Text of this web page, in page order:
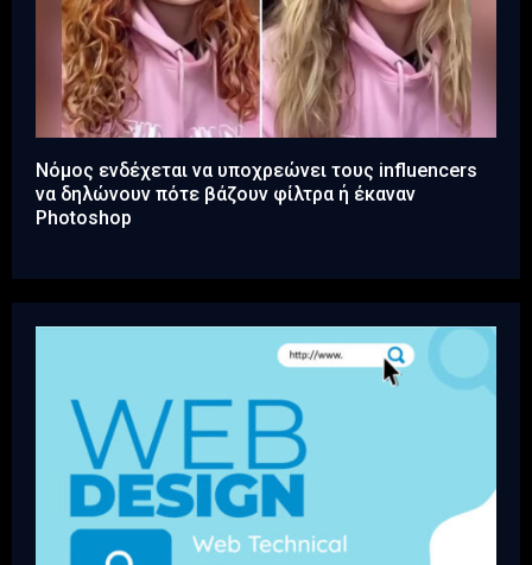
Νόμος ενδέχεται να υποχρεώνει τους influencers
να δηλώνουν πότε βάζουν φίλτρα ή έκαναν
Photoshop